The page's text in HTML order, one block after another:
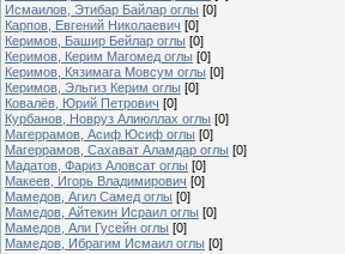
Исмаилов, Этибар Байлар оглы [0]
Карпов, Евгений Николаевич [0]
Керимов, Башир Бейлар оглы [0]
Керимов, Керим Магомед оглы [0]
Керимов, Кязимага Мовсум оглы [0]
Керимов, Эльгиз Керим оглы [0]
Ковалёв, Юрий Петрович [0]
Курбанов, Новруз Алиюллах оглы [0]
Магеррамов, Асиф Юсиф оглы [0]
Магеррамов, Сахават Аламдар оглы [0]
Мадатов, Фариз Аловсат оглы [0]
Макеев, Игорь Владимирович [0]
Мамедов, Агил Самед оглы [0]
Мамедов, Айтекин Исраил оглы [0]
Мамедов, Али Гусейн оглы [0]
Мамедов, Ибрагим Исмаил оглы [0]